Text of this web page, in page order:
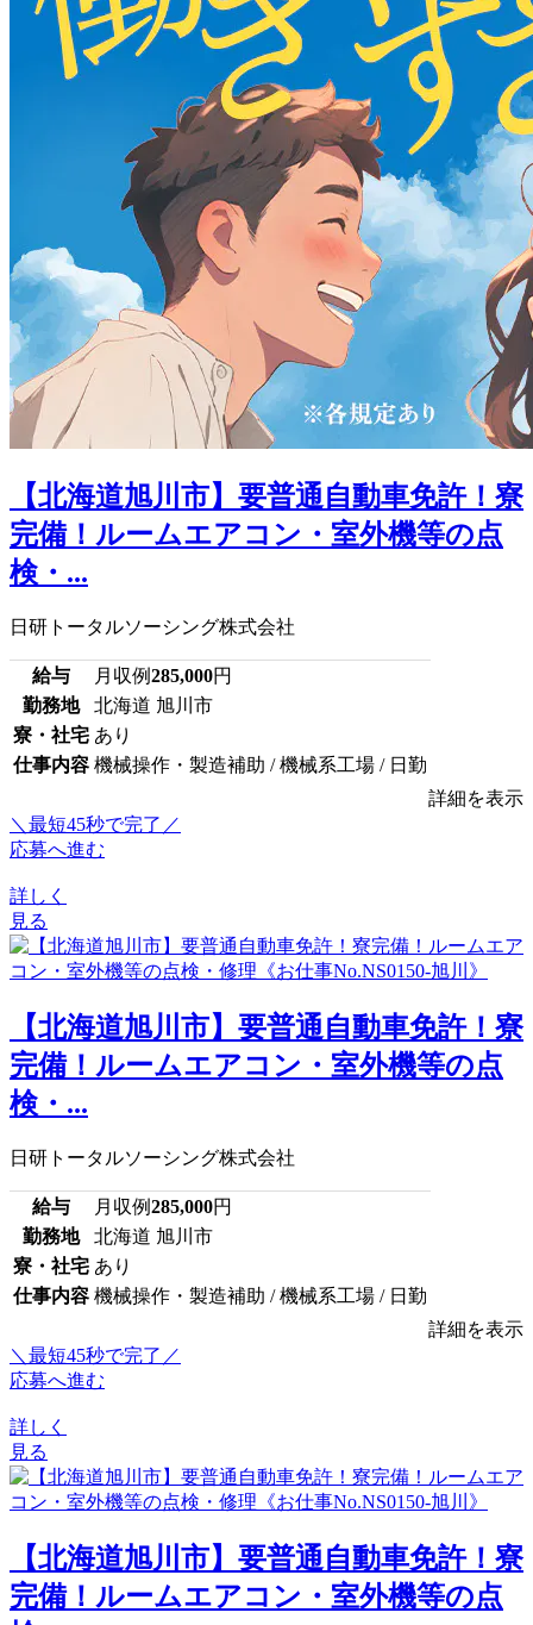
【北海道旭川市】要普通自動車免許！寮
完備！ルームエアコン・室外機等の点
検・...
日研トータルソーシング株式会社
給与 月収例285,000円
勤務地
北海道 旭川市
寮・社宅 あり
仕事内容 機械操作・製造補助 / 機械系工場 / 日勤
詳細を表示
＼最短45秒で完了／
応募へ進む
詳しく
見る
【北海道旭川市】要普通自動車免許！寮
完備！ルームエアコン・室外機等の点
検・...
日研トータルソーシング株式会社
給与 月収例285,000円
勤務地
北海道 旭川市
寮・社宅 あり
仕事内容 機械操作・製造補助 / 機械系工場 / 日勤
詳細を表示
＼最短45秒で完了／
応募へ進む
詳しく
見る
【北海道旭川市】要普通自動車免許！寮
完備！ルームエアコン・室外機等の点